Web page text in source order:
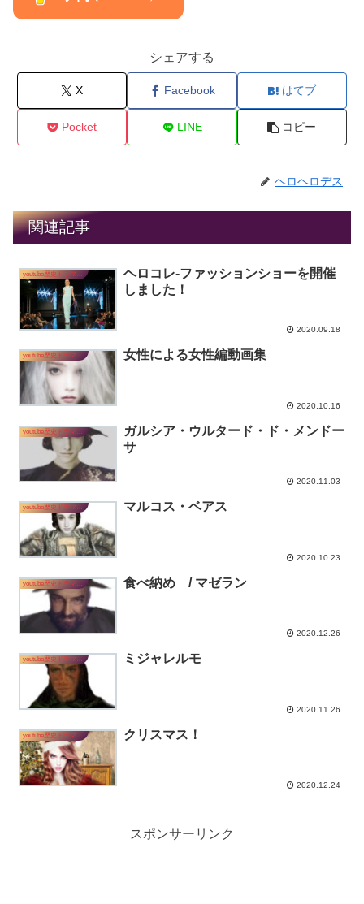
シェアする
X Facebook はてブ
Pocket LINE コピー
ヘロヘロデス
関連記事
youtube歴史ドラマ「アラウコの叫び」
ヘロコレ-ファッションショーを開催
しました！
2020.09.18
youtube歴史ドラマ「アラウコの叫び」 女性による女性編動画集
2020.10.16
youtube歴史ドラマ「アラウコの叫び」
ガルシア・ウルタード・ド・メンドー
サ
2020.11.03
youtube歴史ドラマ「アラウコの叫び」 マルコス・ベアス
2020.10.23
食べ納め / マゼラン
2020.12.26
youtube歴史ドラマ「アラウコの叫び」 ミジャレルモ
2020.11.26
クリスマス！
2020.12.24
スポンサーリンク